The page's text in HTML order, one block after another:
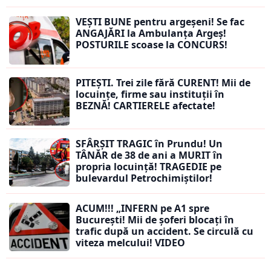
VEȘTI BUNE pentru argeșeni! Se fac
ANGAJĂRI la Ambulanța Argeș!
POSTURILE scoase la CONCURS!
PITEȘTI. Trei zile fără CURENT! Mii de
locuințe, firme sau instituții în
BEZNĂ! CARTIERELE afectate!
SFÂRȘIT TRAGIC în Prundu! Un
TÂNĂR de 38 de ani a MURIT în
propria locuință! TRAGEDIE pe
bulevardul Petrochimiștilor!
ACUM!!! „INFERN pe A1 spre
București! Mii de șoferi blocați în
trafic după un accident. Se circulă cu
viteza melcului! VIDEO